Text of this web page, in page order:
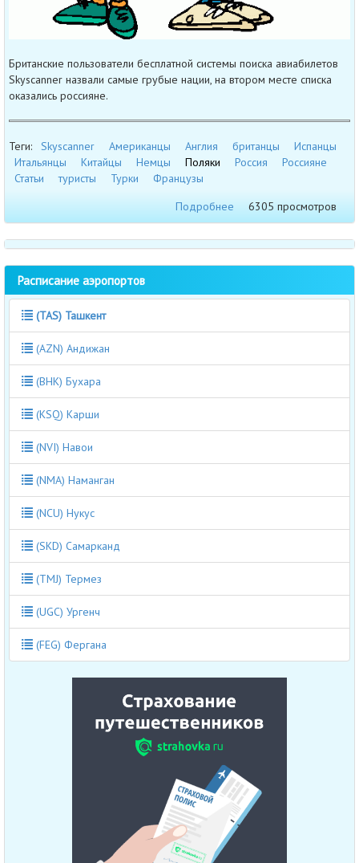
Британские пользователи бесплатной системы поиска авиабилетов
Skyscanner назвали самые грубые нации, на втором месте списка
оказались россияне.
Теги: Skyscanner Американцы Англия британцы
Испанцы
Итальянцы
Китайцы Немцы Поляки Россия
Россияне
Статьи
туристы Турки
Французы
Подробнее
6305 просмотров
Расписание аэропортов
(TAS) Ташкент
(AZN) Андижан
(BHK) Бухара
(KSQ) Карши
(NVI) Навои
(NMA) Наманган
(NCU) Нукус
(SKD) Самарканд
(TMJ) Термез
(UGC) Ургенч
(FEG) Фергана